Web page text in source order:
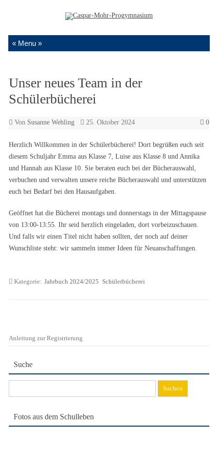
Zum Inhalt springen
Unser neues Team in der
Schülerbücherei
Von Susanne Wehling 25. Oktober 2024 0
Herzlich Willkommen in der Schülerbücherei! Dort begrüßen euch seit
diesem Schuljahr Emma aus Klasse 7, Luise aus Klasse 8 und Annika
und Hannah aus Klasse 10. Sie beraten euch bei der Bücherauswahl,
verbuchen und verwalten unsere reiche Bücherauswahl und unterstützen
euch bei Bedarf bei den Hausaufgaben.
Geöffnet hat die Bücherei montags und donnerstags in der Mittagspause
von 13:00-13:55. Ihr seid herzlich eingeladen, dort vorbeizuschauen.
Und falls wir einen Titel nicht haben sollten, der noch auf deiner
Wunschliste steht: wir sammeln immer Ideen für Neuanschaffungen.
Kategorie: Jahrbuch 2024/2025 Schülerbücherei
Anleitung zur Registrierung
Suche
nach:
Fotos aus dem Schulleben